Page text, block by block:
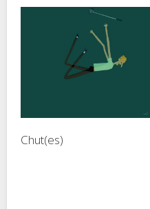
Chut(es)